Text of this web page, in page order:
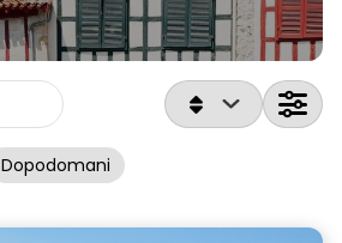
Dopodomani